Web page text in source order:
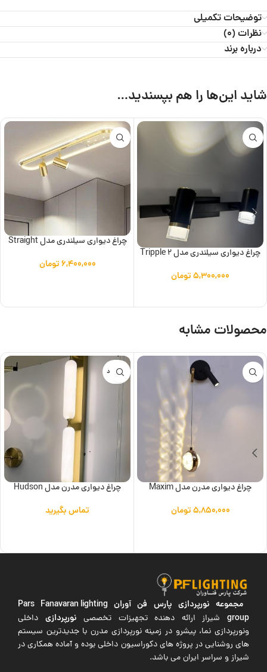
توضیحات تکمیلی
نظرات (0)
درباره برند
شاید این‌ها را هم بپسندید…
چراغ دیواری سیلندری مدل Tripple 2
۵,۳۰۰,۰۰۰تومان
چراغ دیواری سیلندری مدل Straight
۶,۴۰۰,۰۰۰تومان
محصولات مشابه
چراغ دیواری مدرن مدل Maxim
۵,۸۵۰,۰۰۰تومان
ناموجود
چراغ دیواری مدرن مدل Hudson
تماس بگیرید
مجموعه نورپردازی پارس فن آوران Pars Fanavaran lighting
groupشیراز ارائه دهنده تجهیزات تخصصی نورپردازی داخلی
ونورپردازی نما، پیشرو در زمینه نورپردازی مدرن با جدیدترین سیستم
های روشنایی در پروژه های دکوراسیون داخلی بوده و آماده همکاری در
شیراز و سراسر ایران می باشد.